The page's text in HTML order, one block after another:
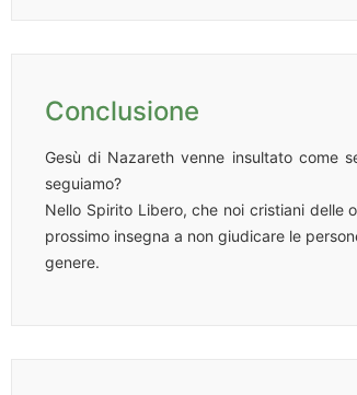
Conclusione
Gesù di Nazareth venne insultato come
seguiamo?
Nello Spirito Libero, che noi cristiani delle
prossimo insegna a non giudicare le
genere.